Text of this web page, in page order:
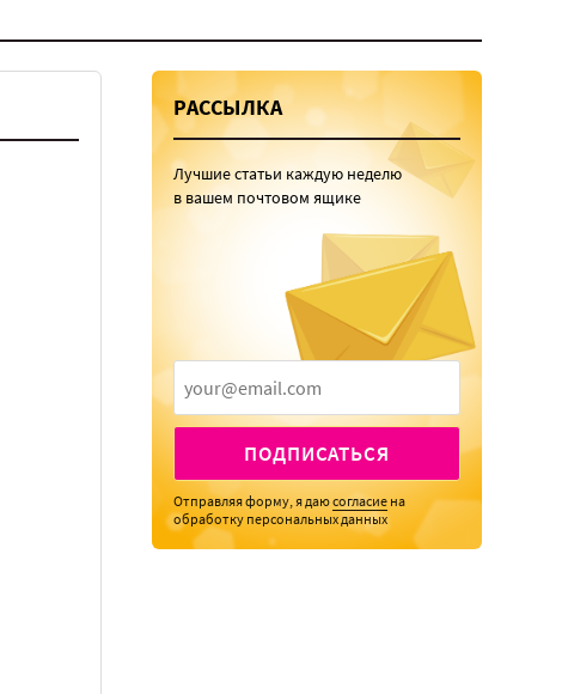
РАССЫЛКА
Лучшие статьи каждую неделю
в вашем почтовом ящике
ПОДПИСАТЬСЯ
Отправляя форму, я даюсогласие на
обработку персональных данных